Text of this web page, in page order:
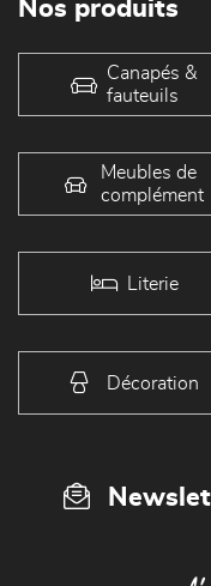
Nos produits
Canapés &
fauteuils
Meubles de
complément
Literie
Décoration